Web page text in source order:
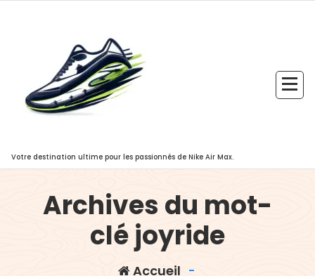
Votre destination ultime pour les passionnés de Nike Air Max.
Archives du mot-
clé joyride
Accueil -